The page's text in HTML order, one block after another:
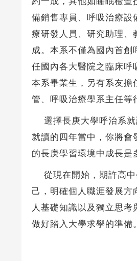
備銷售專員、呼吸治療設
療研發人員、研究助理、
成。本系不僅為國內首創
任國內各大醫院之臨床呼
本系畢業生，另有系友擔
管、呼吸治療學系主任等
選擇長庚大學呼治系就
就讀的四年當中，你將會
的長庚學習環境中成長是
從現在開始，期許高中
己，明確個人職涯發展方
人基礎知識以及獨立思考
做好踏入大學求學的準備。